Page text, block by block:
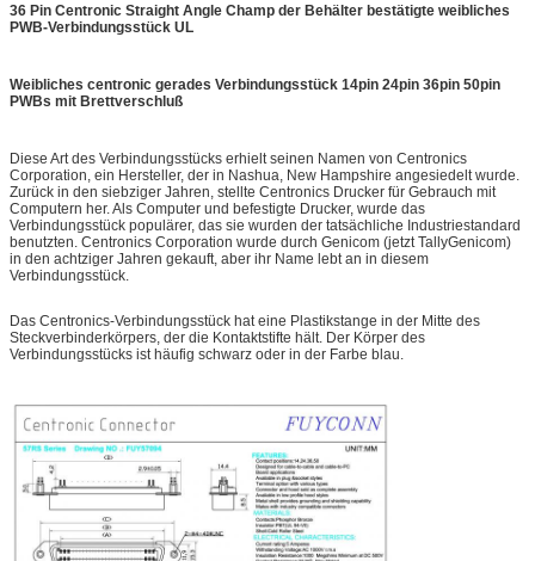
36 Pin Centronic Straight Angle Champ der Behälter bestätigte weibliches
PWB-Verbindungsstück UL
Weibliches centronic gerades Verbindungsstück 14pin 24pin 36pin 50pin
PWBs mit Brettverschluß
Diese Art des Verbindungsstücks erhielt seinen Namen von Centronics
Corporation, ein Hersteller, der in Nashua, New Hampshire angesiedelt wurde.
Zurück in den siebziger Jahren, stellte Centronics Drucker für Gebrauch mit
Computern her. Als Computer und befestigte Drucker, wurde das
Verbindungsstück populärer, das sie wurden der tatsächliche Industriestandard
benutzten. Centronics Corporation wurde durch Genicom (jetzt TallyGenicom)
in den achtziger Jahren gekauft, aber ihr Name lebt an in diesem
Verbindungsstück.
Das Centronics-Verbindungsstück hat eine Plastikstange in der Mitte des
Steckverbinderkörpers, der die Kontaktstifte hält. Der Körper des
Verbindungsstücks ist häufig schwarz oder in der Farbe blau.